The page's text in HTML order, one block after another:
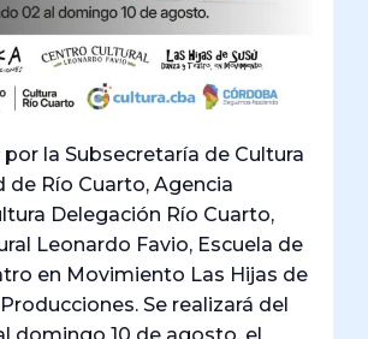
la Subsecretaría de Cultura
de Río Cuarto, Agencia
Delegación Río Cuarto,
Leonardo Favio, Escuela de
en Movimiento Las Hijas de
Se realizará del